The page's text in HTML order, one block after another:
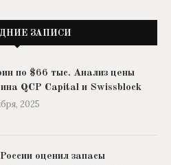
ЗАПИСИ
по $66 тыс. Анализ цены
QCP Capital и Swissblock
2025
оценил запасы